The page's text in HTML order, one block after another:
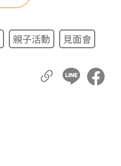
親子活動 見面會